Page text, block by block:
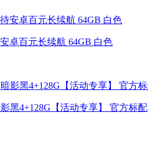
卓百元长续航 64GB 白色
黑4+128G【活动专享】 官方标配